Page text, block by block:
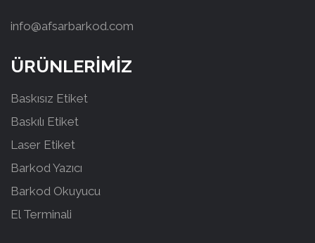
info@afsarbarkod.com
ÜRÜNLERİMİZ
Baskısız Etiket
Baskılı Etiket
Laser Etiket
Barkod Yazıcı
Barkod Okuyucu
El Terminali